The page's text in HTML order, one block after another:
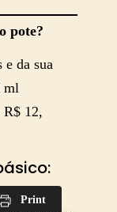
pote?
e da sua
ml
R$ 12,
Print